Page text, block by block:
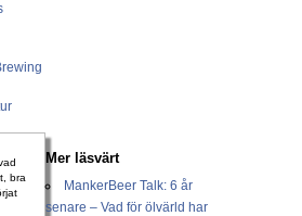
bra
Mer läsvärt
MankerBeer Talk: 6 år
senare – Vad för ölvärld har